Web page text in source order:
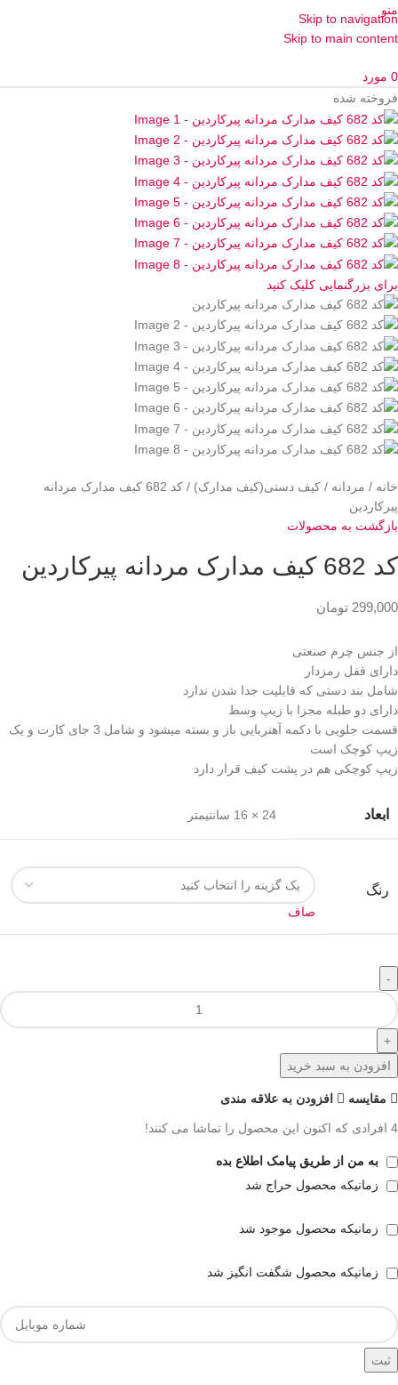
Skip to navigation
Skip to main content
منو
0 مورد
فروخته شده
برای بزرگنمایی کلیک کنید
خانه مردانه کیف دستی(کیف مدارک)
کد 682 کیف مدارک مردانه
پیرکاردین
بازگشت به محصولات
کد 682 کیف مدارک مردانه پیرکاردین
299,000 تومان
از جنس چرم صنعتی
دارای قفل رمزدار
شامل بند دستی که قابلیت جدا شدن ندارد
دارای دو طبله مجزا با زیپ وسط
قسمت جلویی با دکمه آهنربایی باز و بسته میشود و شامل 3 جای کارت و یک
زیپ کوچک است
زیپ کوچکی هم در پشت کیف قرار دارد
ابعاد 24 × 16 سانتیمتر
رنگ
صاف
افزودن به سبد خرید
مقايسه افزودن به علاقه مندی
4 افرادی که اکنون این محصول را تماشا می کنند!
به من از طریق پیامک اطلاع بده
زمانیکه محصول حراج شد
زمانیکه محصول موجود شد
زمانیکه محصول شگفت انگیز شد
ثبت